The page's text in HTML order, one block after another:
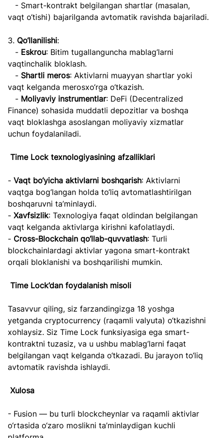
vaqt o‘tishi) bajarilganda avtomatik ravishda bajariladi.
3. Qo‘llanilishi:
   -
Eskrou: Bitim tugallanguncha mablag‘larni
vaqtinchalik bloklash.
   -
Shartli meros: Aktivlarni muayyan shartlar yoki
vaqt kelganda merosxo‘rga o‘tkazish.
   -
Moliyaviy instrumentlar: DeFi (Decentralized
Finance) sohasida muddatli depozitlar va boshqa
vaqt bloklashga asoslangan moliyaviy xizmatlar
uchun foydalaniladi.
Time Lock texnologiyasining afzalliklari
- Vaqt bo‘yicha aktivlarni boshqarish: Aktivlarni
vaqtga bog‘langan holda to‘liq avtomatlashtirilgan
boshqaruvni ta’minlaydi.
- Xavfsizlik: Texnologiya faqat oldindan belgilangan
vaqt kelganda aktivlarga kirishni kafolatlaydi.
- Cross-Blockchain qo‘llab-quvvatlash: Turli
blockchainlardagi aktivlar yagona smart-kontrakt
orqali bloklanishi va boshqarilishi mumkin.
Time Lock’dan foydalanish misoli
Tasavvur qiling, siz farzandingizga 18 yoshga
yetganda cryptocurrency (raqamli valyuta) o‘tkazishni
xohlaysiz. Siz Time Lock funksiyasiga ega smart-
kontraktni tuzasiz, va u ushbu mablag‘larni faqat
belgilangan vaqt kelganda o‘tkazadi. Bu jarayon to‘liq
avtomatik ravishda ishlaydi.
Xulosa
- Fusion — bu turli blockcheynlar va raqamli aktivlar
o‘rtasida o‘zaro moslikni ta’minlaydigan kuchli